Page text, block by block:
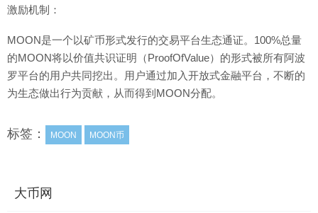
激励机制：
MOON是一个以矿币形式发行的交易平台生态通证。100%总量
的MOON将以价值共识证明（ProofOfValue）的形式被所有阿波
罗平台的用户共同挖出。用户通过加入开放式金融平台，不断的
为生态做出行为贡献，从而得到MOON分配。
标签： MOON MOON币
大币网